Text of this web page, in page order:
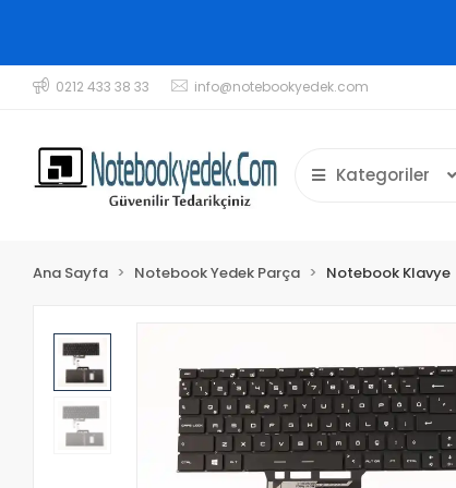
0212 433 38 33 info@notebookyedek.com
Kategoriler
Ana Sayfa Notebook Yedek Parça Notebook Klavye